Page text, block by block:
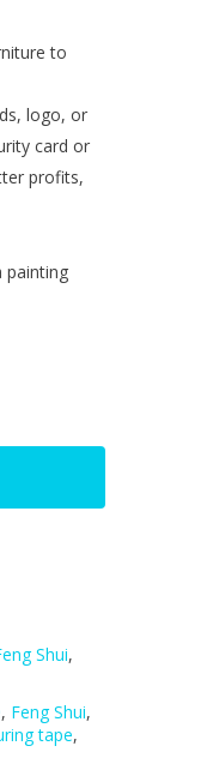
to
logo, or
card or
profits,
painting
Shui,
, Feng Shui,
tape,